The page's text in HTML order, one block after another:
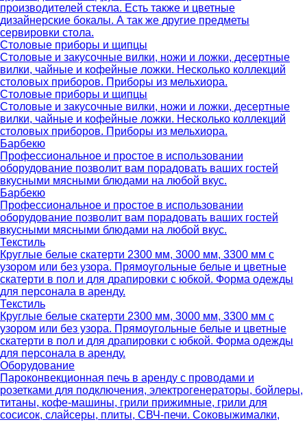
производителей стекла. Есть также и цветные
дизайнерские бокалы. А так же другие предметы
сервировки стола.
Столовые приборы и щипцы
Столовые и закусочные вилки, ножи и ложки, десертные
вилки, чайные и кофейные ложки. Несколько коллекций
столовых приборов. Приборы из мельхиора.
Столовые приборы и щипцы
Столовые и закусочные вилки, ножи и ложки, десертные
вилки, чайные и кофейные ложки. Несколько коллекций
столовых приборов. Приборы из мельхиора.
Барбекю
Профессиональное и простое в использовании
оборудование позволит вам порадовать ваших гостей
вкусными мясными блюдами на любой вкус.
Барбекю
Профессиональное и простое в использовании
оборудование позволит вам порадовать ваших гостей
вкусными мясными блюдами на любой вкус.
Текстиль
Круглые белые скатерти 2300 мм, 3000 мм, 3300 мм с
узором или без узора. Прямоугольные белые и цветные
скатерти в пол и для драпировки с юбкой. Форма одежды
для персонала в аренду.
Текстиль
Круглые белые скатерти 2300 мм, 3000 мм, 3300 мм с
узором или без узора. Прямоугольные белые и цветные
скатерти в пол и для драпировки с юбкой. Форма одежды
для персонала в аренду.
Оборудование
Пароконвекционная печь в аренду с проводами и
розетками для подключения, электрогенераторы, бойлеры,
титаны, кофе-машины, грили прижимные, грили для
сосисок, слайсеры, плиты, СВЧ-печи. Соковыжималки,